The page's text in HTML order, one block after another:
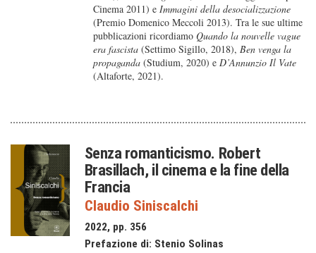
Cinema 2011) eImmagini della desocializzazione
(Premio Domenico Meccoli 2013). Tra le sue ultime
pubblicazioni ricordiamoQuando la nouvelle vague
era fascista (Settimo Sigillo, 2018),Ben venga la
propaganda (Studium, 2020) eD’Annunzio Il Vate
(Altaforte, 2021).
Senza romanticismo. Robert
Brasillach, il cinema e la fine della
Francia
Claudio Siniscalchi
2022, pp. 356
Prefazione di: Stenio Solinas